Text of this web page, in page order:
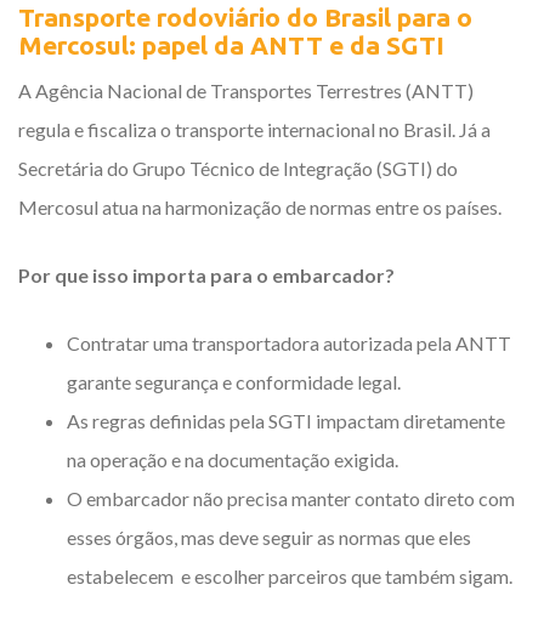
Transporte rodoviário do Brasil para o
Mercosul: papel da ANTT e da SGTI
A Agência Nacional de Transportes Terrestres (ANTT)
regula e fiscaliza o transporte internacional no Brasil. Já a
Secretária do Grupo Técnico de Integração (SGTI) do
Mercosul atua na harmonização de normas entre os países.
Por que isso importa para o embarcador?
Contratar uma transportadora autorizada pela ANTT
garante segurança e conformidade legal.
As regras definidas pela SGTI impactam diretamente
na operação e na documentação exigida.
O embarcador não precisa manter contato direto com
esses órgãos, mas deve seguir as normas que eles
estabelecem e escolher parceiros que também sigam.